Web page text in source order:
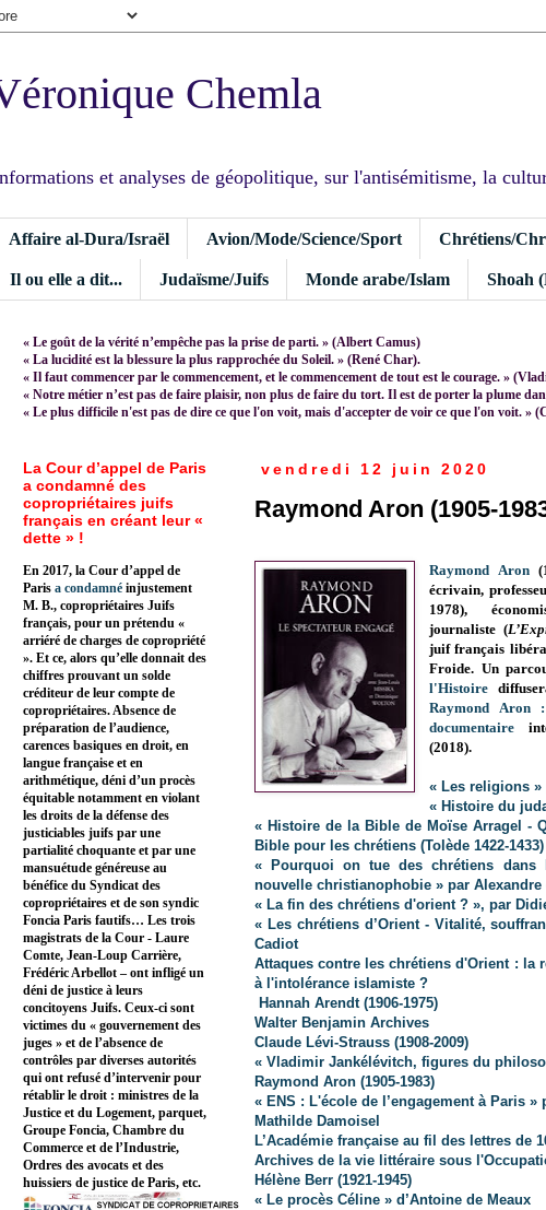
Chemla
et analyses de géopolitique, sur l'antisémitisme, la
Affaire al-Dura/Israël Avion/Mode/Science/Sport Chrétiens/
Il ou elle a dit... Judaïsme/Juifs Monde arabe/Islam Shoah
« Le goût de la vérité n’empêche pas la prise de parti. » (Albert Camus)
« La lucidité est la blessure la plus rapprochée du Soleil. » (René Char).
« Il faut commencer par le commencement, et le commencement de tout est le courage. »
« Notre métier n’est pas de faire plaisir, non plus de faire du tort. Il est de porter la plume
« Le plus difficile n'est pas de dire ce que l'on voit, mais d'accepter de voir ce que l'on voit. »
vendredi 12 juin 2020
Raymond Aron (1905-
Raymond Aron
écrivain,
1978),
journaliste (
juif français
Froide. Un
l'Histoire
Raymond
documentaire
(2018).
« Les religions »
« Histoire du
« Histoire de la Bible de Moïse Arragel -
Bible pour les chrétiens (Tolède 1422-
« Pourquoi on tue des chrétiens
nouvelle christianophobie » par Alexandre
« La fin des chrétiens d'orient ? », par
« Les chrétiens d’Orient - Vitalité,
Cadiot
Attaques contre les chrétiens d'Orient : la
à l'intolérance islamiste ?
Hannah Arendt (1906-1975)
Walter Benjamin Archives
Claude Lévi-Strauss (1908-2009)
« Vladimir Jankélévitch, figures du
Raymond Aron (1905-1983)
« ENS : L'école de l’engagement à Paris
Mathilde Damoisel
L’Académie française au fil des lettres de
Archives de la vie littéraire sous
Hélène Berr (1921-1945)
« Le procès Céline » d’Antoine de Meaux
La Cour d’appel de Paris
a condamné des
copropriétaires juifs
français en créant leur «
dette » !
En 2017, la Cour d’appel de
Paris a condamné injustement
M. B., copropriétaires Juifs
français, pour un prétendu «
arriéré de charges de copropriété
». Et ce, alors qu’elle donnait des
chiffres prouvant un solde
créditeur de leur compte de
copropriétaires. Absence de
préparation de l’audience,
carences basiques en droit, en
langue française et en
arithmétique, déni d’un procès
équitable notamment en violant
les droits de la défense des
justiciables juifs par une
partialité choquante et par une
mansuétude généreuse au
bénéfice du Syndicat des
copropriétaires et de son syndic
Foncia Paris fautifs… Les trois
magistrats de la Cour - Laure
Comte, Jean-Loup Carrière,
Frédéric Arbellot – ont infligé un
déni de justice à leurs
concitoyens Juifs. Ceux-ci sont
victimes du « gouvernement des
juges » et de l’absence de
contrôles par diverses autorités
qui ont refusé d’intervenir pour
rétablir le droit : ministres de la
Justice et du Logement, parquet,
Groupe Foncia, Chambre du
Commerce et de l’Industrie,
Ordres des avocats et des
huissiers de justice de Paris, etc.